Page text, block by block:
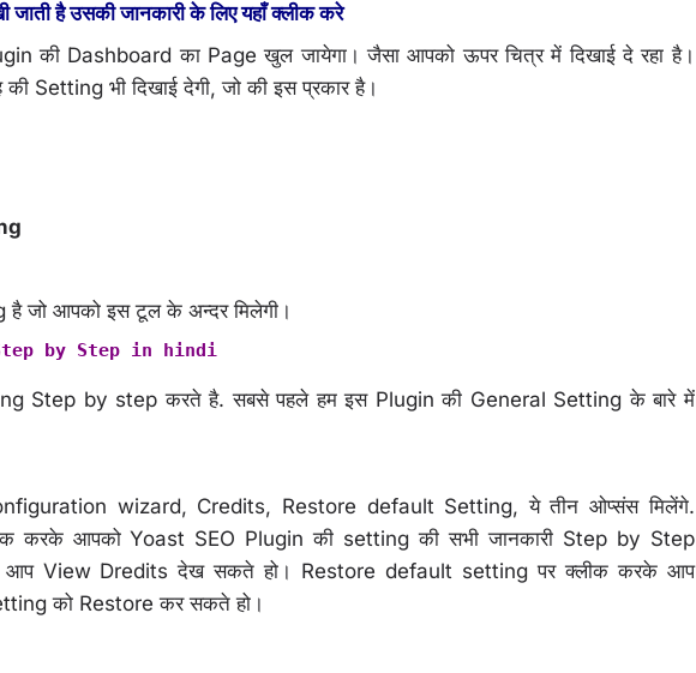
है उसकी जानकारी के लिए यहाँ क्लीक करे
की Dashboard का Page खुल जायेगा। जैसा आपको ऊपर चित्र में दिखाई दे रहा है।
Setting भी दिखाई देगी, जो की इस प्रकार है।
जो आपको इस टूल के अन्दर मिलेगी।
by Step in hindi
Step by step करते है. सबसे पहले हम इस Plugin की General Setting के बारे में
wizard, Credits, Restore default Setting, ये तीन ओप्संस मिलेंगे.
करके आपको Yoast SEO Plugin की setting की सभी जानकारी Step by Step
आप View Dredits देख सकते हो। Restore default setting पर क्लीक करके आप
को Restore कर सकते हो।